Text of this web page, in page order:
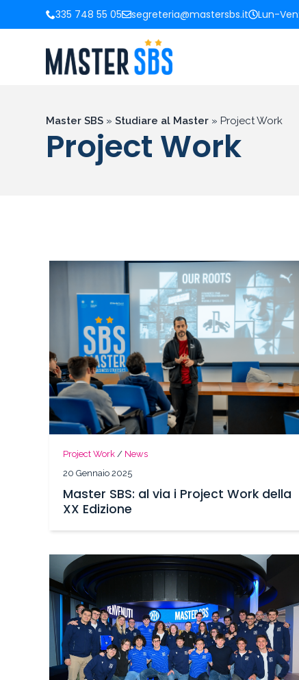
335 748 55 05 segreteria@mastersbs.it Lun-
Master SBS » Studiare al Master » Project Work
Project Work
Project Work / News
20 Gennaio 2025
Master SBS: al via i Project Work della
XX Edizione